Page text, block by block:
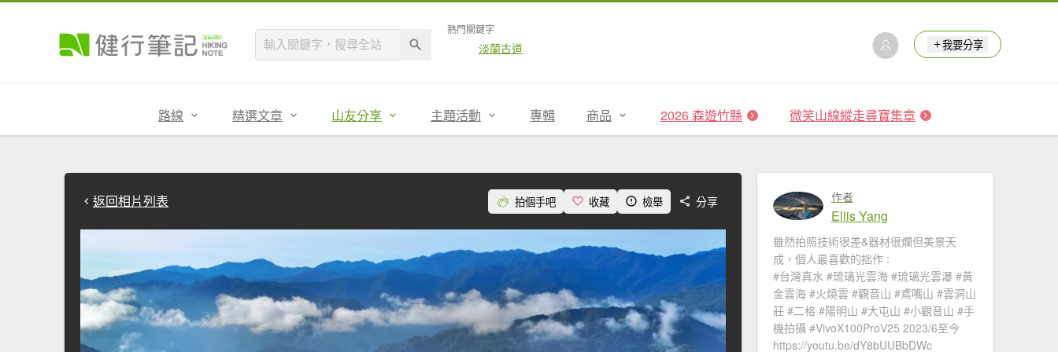
熱門關鍵字
淡蘭古道 我要分享
路線 精選文章 山友分享 主題活動 專輯 商品 2026 森遊竹縣 微笑山線縱走尋寶集章
返回相片列表 拍個手吧 收藏 檢舉 分享 作者
Ellis Yang
雖然拍照技術很差&器材很爛但美景天
成，個人最喜歡的拙作 :
#台灣真水 #琉璃光雲海​ #琉璃光雲瀑​​ #黃
金雲海 #火燒雲​ #觀音山​ #鳶嘴山 #雲洞山
莊 #二格​ #陽明山​ #大屯山 #小觀音山 #手
機拍攝 #VivoX100ProV25 2023/6至今
https://youtu.be/dY8bUUBbDWc